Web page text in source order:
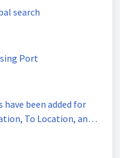
search
Port
have been added for
To Location, and